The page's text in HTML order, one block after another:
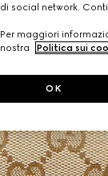
di social network.
Per maggiori
nostra
Politica sui
OK